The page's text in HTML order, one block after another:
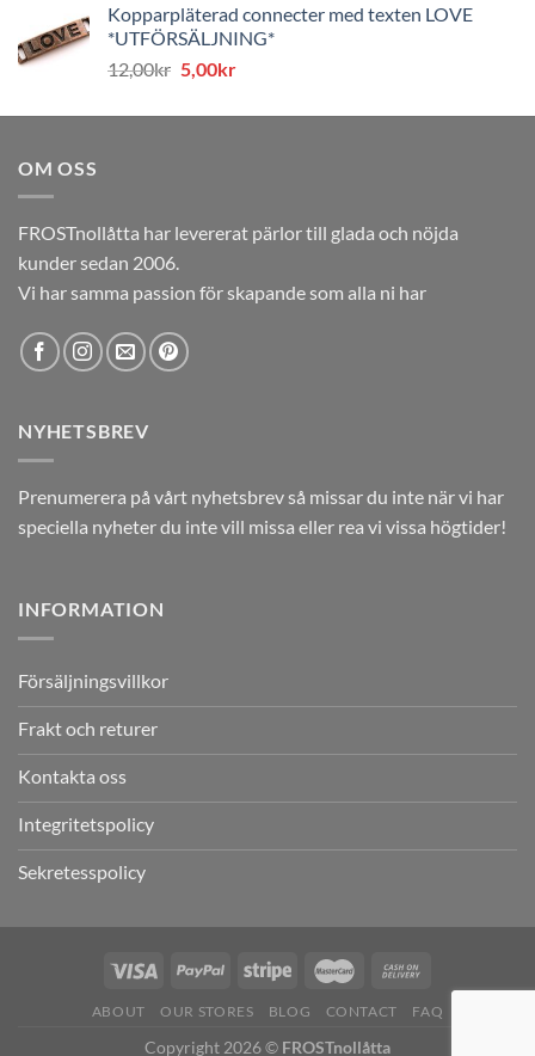
priset
var:
12,00kr.
priset
är:
5,00kr.
Kopparpläterad connecter med texten LOVE
*UTFÖRSÄLJNING*
12,00kr Det
priset
5,00krDet
priset
OM OSS
FROSTnollåtta har levererat pärlor till glada och nöjda
kunder sedan 2006.
Vi har samma passion för skapande som alla ni har
NYHETSBREV
Prenumerera på vårt nyhetsbrev så missar du inte när vi har
speciella nyheter du inte vill missa eller rea vi vissa högtider!
INFORMATION
Försäljningsvillkor
Frakt och returer
Kontakta oss
Integritetspolicy
Sekretesspolicy
ABOUT OUR STORES BLOG CONTACT FAQ
Copyright 2026 © FROSTnollåtta